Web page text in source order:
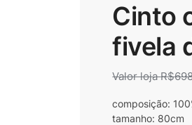
Cinto
fivela
R$
composição:
tamanho: 80cm